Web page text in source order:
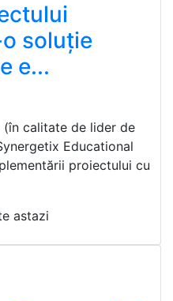
soluție
e...
(în calitate de lider de
Educational
proiectului cu
astazi